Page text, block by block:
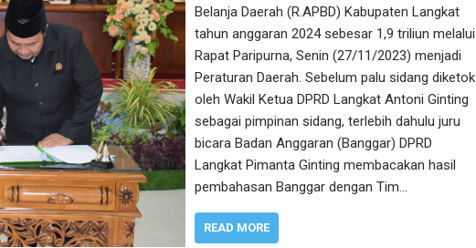
Belanja Daerah (R.APBD) Kabupaten Langkat
tahun anggaran 2024 sebesar 1,9 triliun melalui
Rapat Paripurna, Senin (27/11/2023) menjadi
Peraturan Daerah. Sebelum palu sidang diketok
oleh Wakil Ketua DPRD Langkat Antoni Ginting
sebagai pimpinan sidang, terlebih dahulu juru
bicara Badan Anggaran (Banggar) DPRD
Langkat Pimanta Ginting membacakan hasil
pembahasan Banggar dengan Tim…
READ MORE